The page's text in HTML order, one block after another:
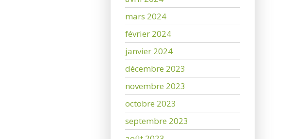
mars 2024
février 2024
janvier 2024
décembre 2023
novembre 2023
octobre 2023
septembre 2023